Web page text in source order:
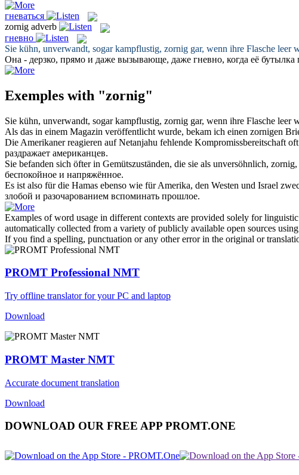
гневаться
zornig adverb
гневно
Sie kühn, unverwandt, sogar kampflustig, zornig gar, wenn ihre Flasche leer
Она - дерзко, прямо и даже вызывающе, даже гневно, когда её бутылка
Exemples with "zornig"
Sie kühn, unverwandt, sogar kampflustig, zornig gar, wenn ihre Flasche leer
Als das in einem Magazin veröffentlicht wurde, bekam ich einen zornigen
Die Amerikaner reagieren auf Netanjahu fehlende Kompromissbereitschaft
раздражает американцев.
Sie befanden sich öfter in Gemütszuständen, die sie als unversöhnlich, zornig
беспокойное и напряжённое.
Es ist also für die Hamas ebenso wie für Amerika, den Westen und Israel
злобой и разочарованием вспоминать прошлое.
Examples of word usage in different contexts are provided solely for
automatically collected from a variety of publicly available open sources
If you find a spelling, punctuation or any other error in the original or
PROMT Professional NMT
Try offline translator for your PC and laptop
Download
PROMT Master NMT
Accurate document translation
Download
DOWNLOAD OUR FREE APP PROMT.ONE